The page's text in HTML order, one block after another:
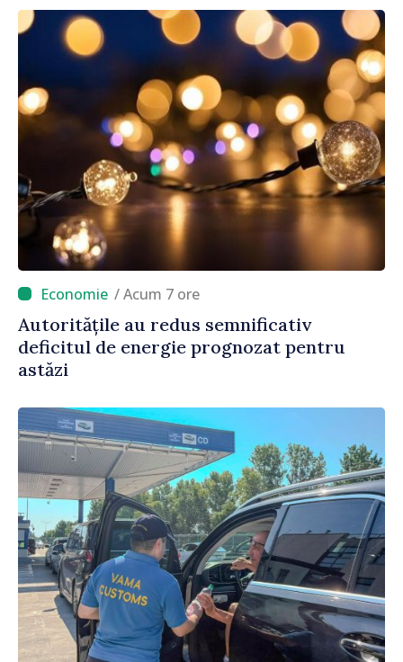
/ Acum 7 ore
Autoritățile au redus semnificativ
deficitul de energie prognozat pentru
astăzi